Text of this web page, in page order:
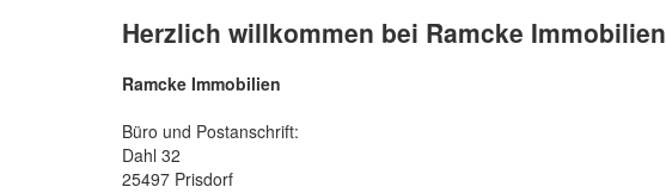
Herzlich willkommen bei Ramcke Immobilien
Ramcke Immobilien
Büro und Postanschrift:
Dahl 32
25497 Prisdorf